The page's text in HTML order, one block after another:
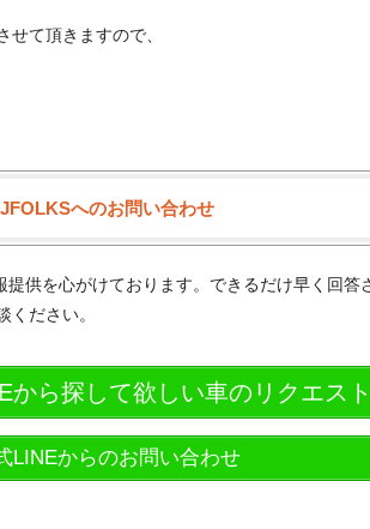
て頂きますので、
JFOLKSへのお問い合わせ
供を心がけております。できるだけ早く回答
ださい。
から探して欲しい車のリクエスト
LINEからのお問い合わせ